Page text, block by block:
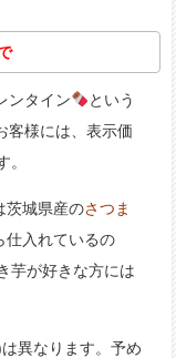
ンタイン
という
客様には、表示価
。
茨城県産のさつま
仕入れているの
芋が好きな方には
異なります。予め